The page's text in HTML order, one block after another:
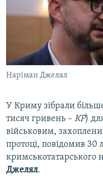
ДЕПОРТАЦІЯ
ВІДЕОУРОКИ «ELIFBE»
СВІДЧЕННЯ ОКУПАЦІЇ
УКРАЇНСЬКА ПРОБЛЕМА
ІНФОГРАФІКА
ЯК ОБІЙТИ
Qırımtatar
ДОЛУЧАЙСЯ!
Усі сайти RFE/RL
Наріман Джелял
У Криму зібрали
тисяч гривень – КР)
військовим,
протоці, повідомив 30
кримськотатарського
Джелял.